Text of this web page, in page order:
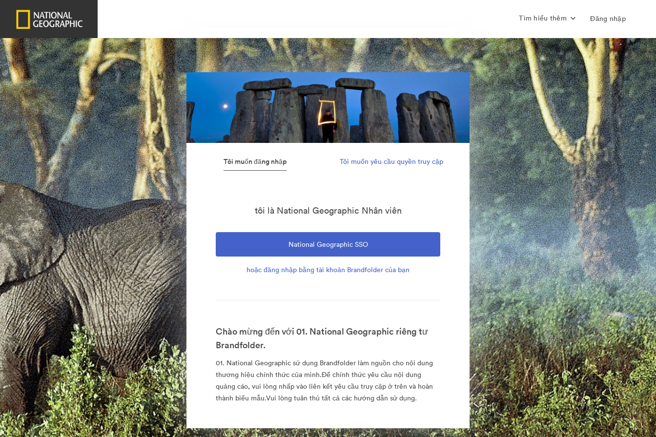
Tìm hiểu thêm Đăng nhập
Tôi muốn đăng nhập Tôi muốn yêu cầu quyền truy cập
tôi là National Geographic Nhân viên
National Geographic SSO
hoặc đăng nhập bằng tài khoản Brandfolder của bạn
Chào mừng đến với 01. National Geographic riêng tư
Brandfolder.
01. National Geographic sử dụng Brandfolder làm nguồn cho nội dung
thương hiệu chính thức của mình.Để chính thức yêu cầu nội dung
quảng cáo, vui lòng nhấp vào liên kết yêu cầu truy cập ở trên và hoàn
thành biểu mẫu.Vui lòng tuân thủ tất cả các hướng dẫn sử dụng.